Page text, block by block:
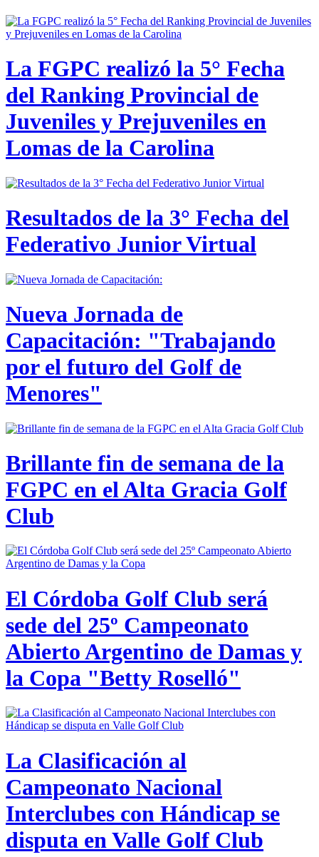
La FGPC realizó la 5° Fecha
del Ranking Provincial de
Juveniles y Prejuveniles en
Lomas de la Carolina
Resultados de la 3° Fecha del
Federativo Junior Virtual
Nueva Jornada de
Capacitación: "Trabajando
por el futuro del Golf de
Menores"
Brillante fin de semana de la
FGPC en el Alta Gracia Golf
Club
El Córdoba Golf Club será
sede del 25º Campeonato
Abierto Argentino de Damas y
la Copa "Betty Roselló"
La Clasificación al
Campeonato Nacional
Interclubes con Hándicap se
disputa en Valle Golf Club